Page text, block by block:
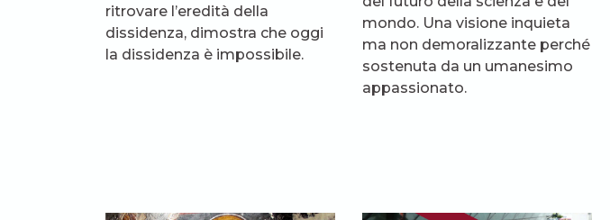
ritrovare l’eredità della
dissidenza, dimostra che oggi
la dissidenza è impossibile.
mondo. Una visione inquieta
ma non demoralizzante perché
sostenuta da un umanesimo
appassionato.